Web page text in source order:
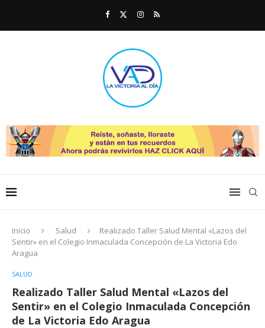
Inicio Salud
Realizado Taller Salud Mental «Lazos del
Sentir» en el Colegio Inmaculada Concepción de La Victoria Edo
Aragua
SALUD
Realizado Taller Salud Mental «Lazos del
Sentir» en el Colegio Inmaculada Concepción
de La Victoria Edo Aragua